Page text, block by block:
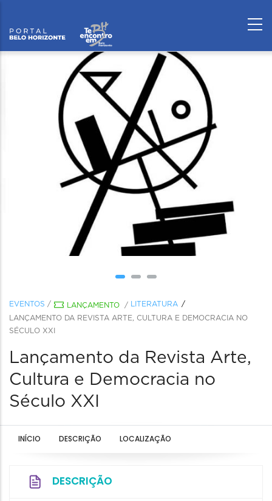
EVENTOS / LANÇAMENTO /
LITERATURA
LANÇAMENTO DA REVISTA ARTE, CULTURA E DEMOCRACIA NO
SÉCULO XXI
Lançamento da Revista Arte,
Cultura e Democracia no
Século XXI
INÍCIO DESCRIÇÃO LOCALIZAÇÃO
DESCRIÇÃO